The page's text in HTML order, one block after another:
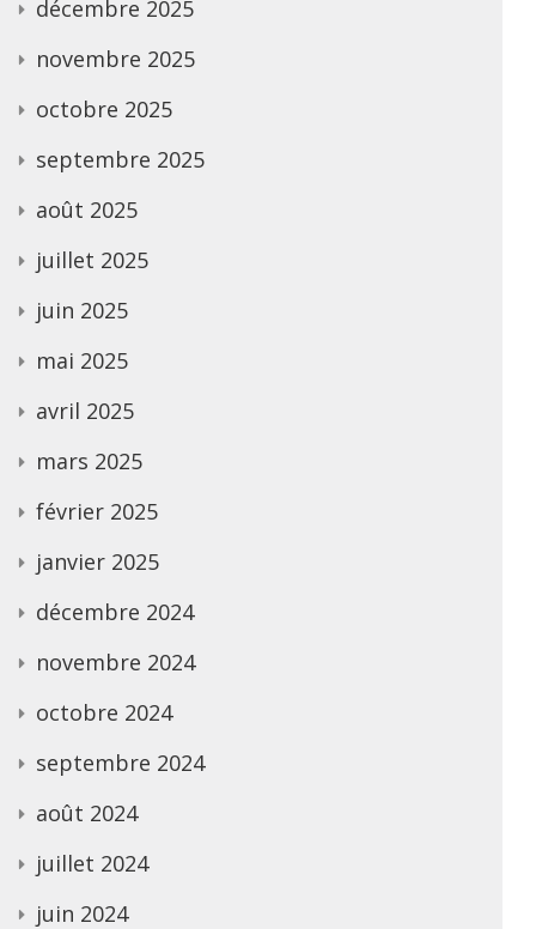
décembre 2025
novembre 2025
octobre 2025
septembre 2025
août 2025
juillet 2025
juin 2025
mai 2025
avril 2025
mars 2025
février 2025
janvier 2025
décembre 2024
novembre 2024
octobre 2024
septembre 2024
août 2024
juillet 2024
juin 2024